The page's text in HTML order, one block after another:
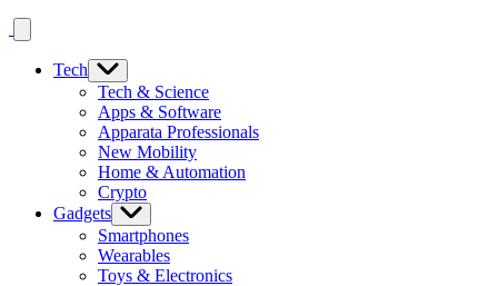
Tech
Tech & Science
Apps & Software
Apparata Professionals
New Mobility
Home & Automation
Crypto
Gadgets
Smartphones
Wearables
Toys & Electronics